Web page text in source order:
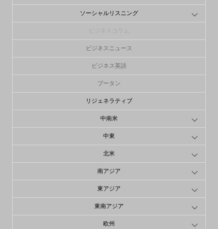
ソーシャルリスニング
ビジネスコラム
ビジネスニュース
ビジネス英語
ブータン
リジェネラティブ
中南米
中東
北米
南アジア
東アジア
東南アジア
欧州